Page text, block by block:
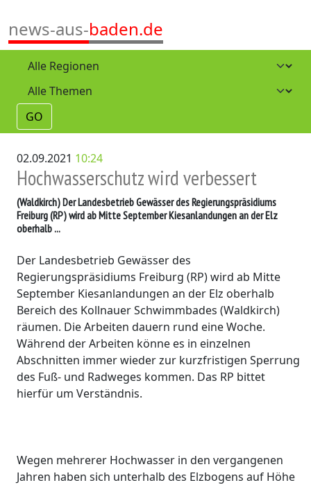
news-aus-baden.de
GO
02.09.2021 10:24
Hochwasserschutz wird verbessert
(Waldkirch)Der Landesbetrieb Gewässer des Regierungspräsidiums
Freiburg (RP) wird ab Mitte September Kiesanlandungen an der Elz
oberhalb ...
Der Landesbetrieb Gewässer des
Regierungspräsidiums Freiburg (RP) wird ab Mitte
September Kiesanlandungen an der Elz oberhalb
Bereich des Kollnauer Schwimmbades (Waldkirch)
räumen. Die Arbeiten dauern rund eine Woche.
Während der Arbeiten könne es in einzelnen
Abschnitten immer wieder zur kurzfristigen Sperrung
des Fuß- und Radweges kommen. Das RP bittet
hierfür um Verständnis.
Wegen mehrerer Hochwasser in den vergangenen
Jahren haben sich unterhalb des Elzbogens auf Höhe